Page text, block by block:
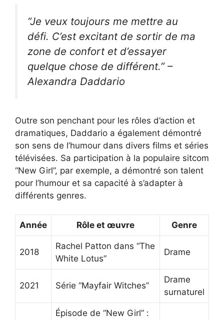
“Je veux toujours me mettre au
défi. C’est excitant de sortir de ma
zone de confort et d’essayer
quelque chose de différent.” –
Alexandra Daddario
Outre son penchant pour les rôles d’action et
dramatiques, Daddario a également démontré
son sens de l’humour dans divers films et séries
télévisées. Sa participation à la populaire sitcom
“New Girl”, par exemple, a démontré son talent
pour l’humour et sa capacité à s’adapter à
différents genres.
Année Rôle et œuvre Genre
2018
Rachel Patton dans “The
White Lotus”
Drame
2021 Série “Mayfair Witches”
Drame
surnaturel
Épisode de “New Girl” :